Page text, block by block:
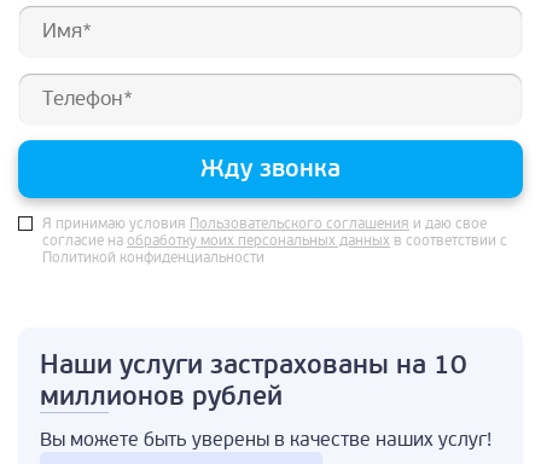
Жду звонка
Я принимаю условия Пользовательского соглашения и даю свое
согласие на обработку моих персональных данных в соответствии с
Политикой конфиденциальности
Наши услуги застрахованы на 10
миллионов рублей
Вы можете быть уверены в качестве наших услуг!